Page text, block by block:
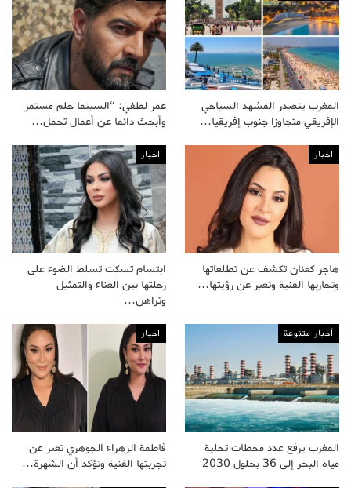
المغرب يتصدر المشهد السياحي
الإفريقي متجاوزا جنوب إفريقيا…
عمر لطفي: “السينما حلم مستمر
وأبحث دائما عن أعمال تحمل…
اخبار
هاجر كعنان تكشف عن تطلعاتها
وتجاربها الفنية وتعبر عن رؤيتها…
اخبار
ابتسام تسكت تسلط الضوء على
رحلتها بين الغناء والتمثيل
وتراهن…
أخبار متنوعة
المغرب يرفع عدد محطات تحلية
مياه البحر إلى 36 بحلول 2030
اخبار
فاطمة الزهراء الجوهري تعبر عن
تجربتها الفنية وتؤكد أن الشهرة…